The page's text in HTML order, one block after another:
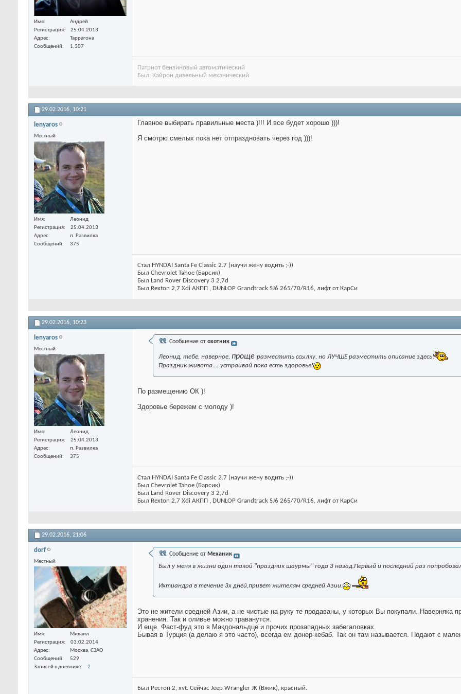
Имя
Андрей
Регистрация
25.04.2013
Адрес
Таррагона
Сообщений
1,307
Патриот бензиновый автоматический
Был: Кайрон дизельный механический
29.02.2016, 10:21
lenyaros
Местный
Имя
Леонид
Регистрация
25.04.2013
Адрес
п. Развилка
Сообщений
375
Главное выбирать правильные места )!!! И все будет хорошо )))!
Я смотрю смелых пока нет отпраздновать через год )))!
Стал HYNDAI Santa Fe Classic 2.7 (научи жену водить ;-))
Был Chevrolet Tahoe (Барсик)
Был Land Rover Discovery 3 2,7d
Был Rexton 2,7 Xdi АКПП , DUNLOP Grandtrack SJ6 265/70/R16, лифт от КарСи
29.02.2016, 10:23
lenyaros
Местный
Имя
Леонид
Регистрация
25.04.2013
Адрес
п. Развилка
Сообщений
375
Сообщение от охотник
Леонид, тебе, наверное, проще разместить ссылку, но ЛУЧШЕ разместить описание здесь!
Праздник живота.... устраивай пока есть здоровье!
По размещению ОК )!
Здоровье бережем с молоду )!
Стал HYNDAI Santa Fe Classic 2.7 (научи жену водить ;-))
Был Chevrolet Tahoe (Барсик)
Был Land Rover Discovery 3 2,7d
Был Rexton 2,7 Xdi АКПП , DUNLOP Grandtrack SJ6 265/70/R16, лифт от КарСи
29.02.2016, 21:06
dorf
Местный
Имя
Михаил
Регистрация
03.02.2014
Адрес
Москва, СЗАО
Сообщений
529
Записей в дневнике
2
Сообщение от Механик
Был у меня в жизни один такой "праздник шаурмы" года 3 назад.Первый и последний раз
Ихтиандра в течение 3х дней,привет жителям средней Азии.
Это не жители средней Азии, а не чистые на руку те продаваны, у которых Вы покупали. Наверняка
хранения. Так и оливье можно траванутся.
И еще. Фаст-фуд это в Макдональдце и прочих прозападных забегаловках.
Бывая в Турция (а делаю я это часто), всегда ем донер-кебаб. Так он там называется. Подают с
Был Рестон 2, xvt. Сейчас Jeep Wrangler JK (Вжик), красный.